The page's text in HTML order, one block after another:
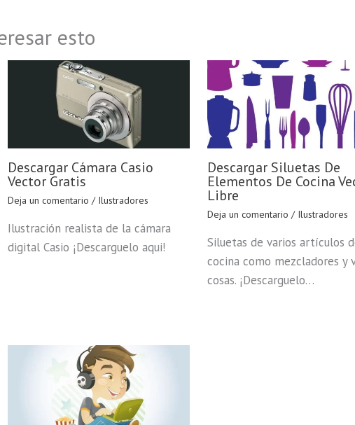
esto
Descargar Cámara Casio
Vector Gratis
Deja un comentario / Ilustradores
Ilustración realista de la cámara
digital Casio ¡Descarguelo aqui!
Descargar Siluetas De
Elementos De Cocina
Libre
Deja un comentario / Ilustradores
Siluetas de varios artículos
cocina como mezcladores y
cosas. ¡Descarguelo…